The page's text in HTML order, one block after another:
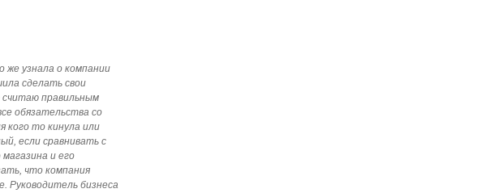
же узнала о компании
сделать свои
правильным
обязательства со
кого то кинула или
если сравнивать с
и его
что компания
Руководитель бизнеса